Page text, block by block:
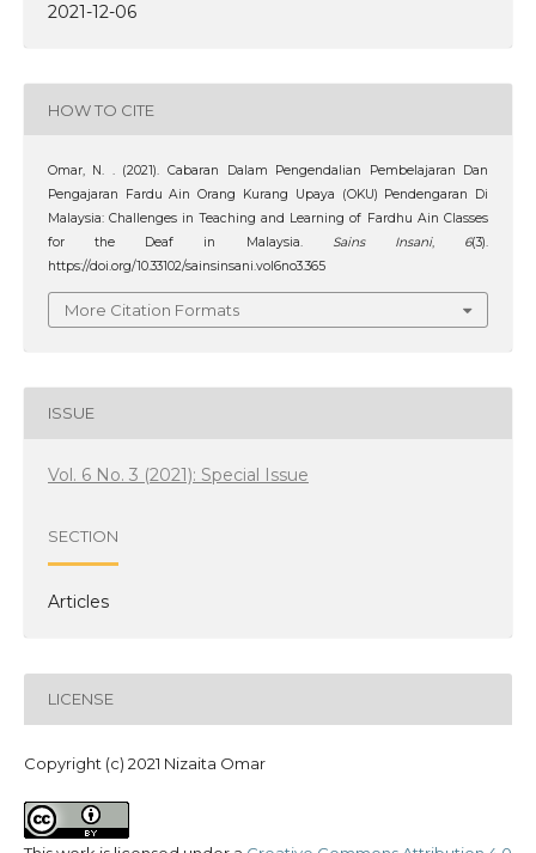
2021-12-06
HOW TO CITE
Omar, N. . (2021). Cabaran Dalam Pengendalian Pembelajaran Dan
Pengajaran Fardu Ain Orang Kurang Upaya (OKU) Pendengaran Di
Malaysia: Challenges in Teaching and Learning of Fardhu Ain Classes
for the Deaf in Malaysia. Sains Insani, 6(3).
https://doi.org/10.33102/sainsinsani.vol6no3.365
More Citation Formats
ISSUE
Vol. 6 No. 3 (2021): Special Issue
SECTION
Articles
LICENSE
Copyright (c) 2021 Nizaita Omar